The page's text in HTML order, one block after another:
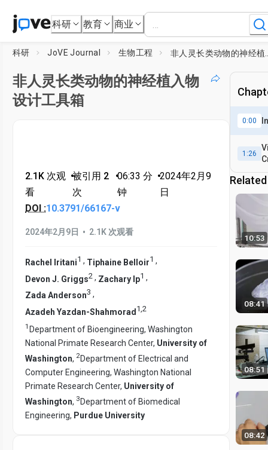
科研 教育 商业
科研 JoVE Journal 生物工程
非人灵长类动物的神经植入物
设计工具箱
2.1K 次观
看
•被引用 2
次
•06:33 分
钟
•2024年2月9
日
DOI :10.3791/66167-v
2024年2月9日 • 2.1K 次观看
Rachel Iritani1 , Tiphaine Belloir1 ,
Devon J. Griggs2 , Zachary Ip1 ,
Zada Anderson3 ,
Azadeh Yazdan-Shahmorad 1 2
1 Department of Bioengineering, Washington
National Primate Research Center, University of
Washington, 2Department of Electrical and
Computer Engineering, Washington National
Primate Research Center, University of
Washington, 3Department of Biomedical
Engineering, Purdue University
0:00
1:26
10:53
08:41
08:51
08:42